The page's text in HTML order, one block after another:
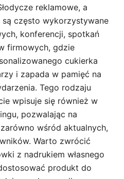
reklamowe, a
często wykorzystywane
konferencji, spotkań
firmowych, gdzie
cukierka
i zapada w pamięć na
Tego rodzaju
wpisuje się również w
pozwalając na
wśród aktualnych,
Warto zwrócić
z nadrukiem własnego
produkt do